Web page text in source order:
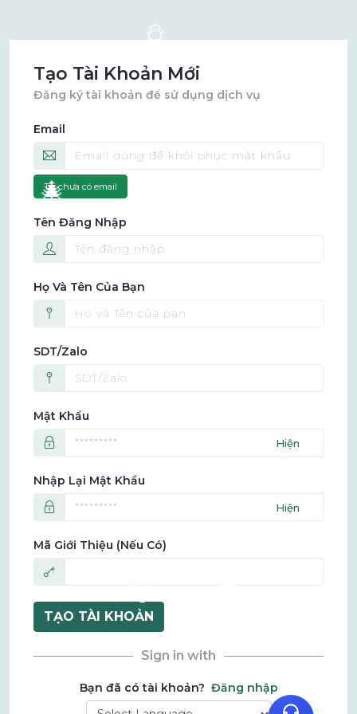
🎄
🎅
⛄
⭐
🔔
Tạo Tài Khoản Mới
Đăng ký tài khoản để sử dụng dịch vụ
Email
Tôi chưa có email
Tên Đăng Nhập
Họ Và Tên Của Bạn
SDT/Zalo
Mật Khẩu
Nhập Lại Mật Khẩu
Mã Giới Thiệu (nếu Có)
TẠO TÀI KHOẢN
Sign in with
Bạn đã có tài khoản? Đăng nhập